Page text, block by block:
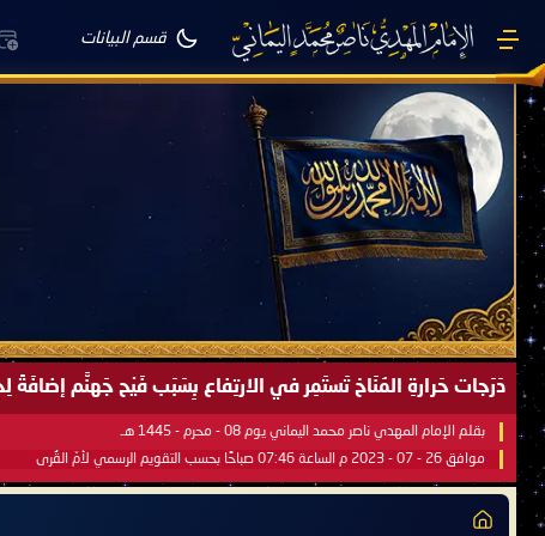
قسم البيانات
دَرَجات حَرارةِ المُنَاخ تَستَمِر في الارتِفاع بِسَبَب فَيْح جَهنَّم
بقلم الإمام المهدي ناصر محمد اليماني يوم 08 - محرم - 1445 هـ
موافق 26 - 07 - 2023 م الساعة 07:46 صباحًا بحسب التقويم الرسمي لأمّ القُرى